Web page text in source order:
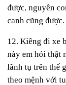
được, nguyên
canh cũng
12. Kiêng đi xe
này em hỏi thật
lãnh tụ trên thế
theo mệnh với